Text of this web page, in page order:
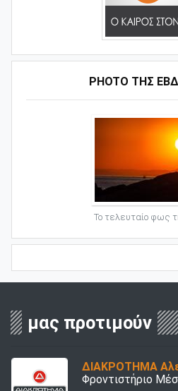
PHOTO ΤΗΣ
Το τελευταίο φως
μας προτιμούν
ΔΙΑΚΡΟΤΗΜΑ
Φροντιστήριο